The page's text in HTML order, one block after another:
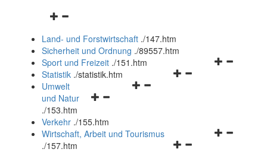
Navigationsmenü
und
schließen
Land- und Forstwirtschaft ./147.htm
Sicherheit und Ordnung ./89557.htm
Navigationsmenü
Sport und Freizeit ./151.htm
Navigationsmenü
Statistik ./statistik.htm
Navigationsmenü
und
schließen
Umwelt
und Natur
./153.htm
Verkehr ./155.htm
Navigationsmenü
Wirtschaft, Arbeit und Tourismus
./157.htm